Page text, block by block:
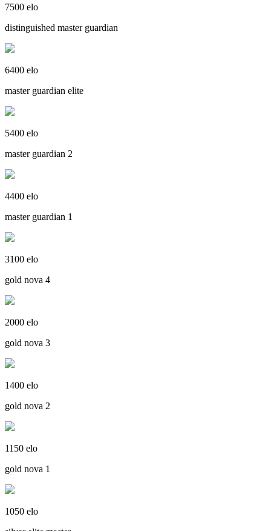
7500 elo
distinguished master guardian
6400 elo
master guardian elite
5400 elo
master guardian 2
4400 elo
master guardian 1
3100 elo
gold nova 4
2000 elo
gold nova 3
1400 elo
gold nova 2
1150 elo
gold nova 1
1050 elo